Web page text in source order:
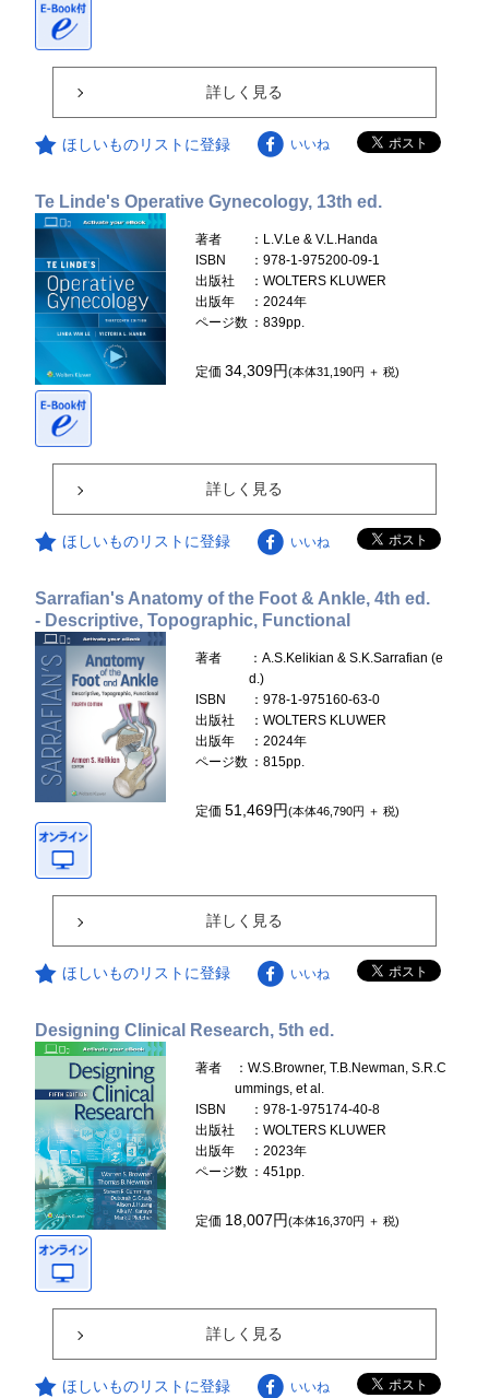
詳しく見る
ほしいものリストに登録 いいね
Te Linde's Operative Gynecology, 13th ed.
著者
：L.V.Le & V.L.Handa
ISBN
：978-1-975200-09-1
出版社
：WOLTERS KLUWER
出版年
：2024年
ページ数 ：839pp.
定価34,309円(本体31,190円 ＋ 税)
詳しく見る
ほしいものリストに登録 いいね
Sarrafian's Anatomy of the Foot & Ankle, 4th ed.
- Descriptive, Topographic, Functional
著者
：A.S.Kelikian & S.K.Sarrafian (e
d.)
ISBN
：978-1-975160-63-0
出版社
：WOLTERS KLUWER
出版年
：2024年
ページ数 ：815pp.
定価51,469円(本体46,790円 ＋ 税)
詳しく見る
ほしいものリストに登録 いいね
Designing Clinical Research, 5th ed.
著者
：W.S.Browner, T.B.Newman, S.R.C
ummings, et al.
ISBN
：978-1-975174-40-8
出版社
：WOLTERS KLUWER
出版年
：2023年
ページ数 ：451pp.
定価 18,007円(本体16,370円 ＋ 税)
詳しく見る
ほしいものリストに登録 いいね